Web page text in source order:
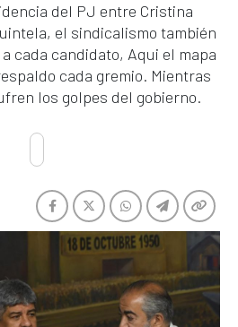
del PJ entre Cristina
el sindicalismo también
cada candidato, Aqui el mapa
cada gremio. Mientras
los golpes del gobierno.